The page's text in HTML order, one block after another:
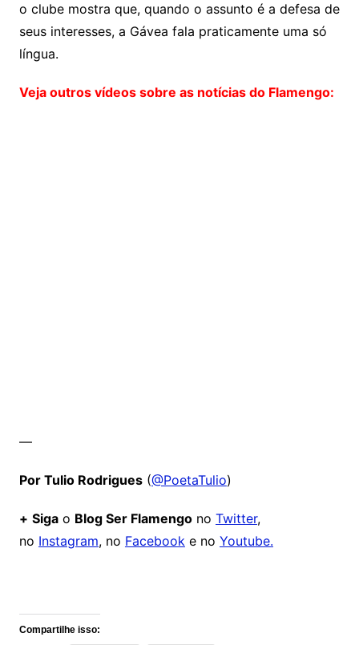
o clube mostra que, quando o assunto é a defesa de
seus interesses, a Gávea fala praticamente uma só
língua.
Veja outros vídeos sobre as notícias do Flamengo:
—
Por Tulio Rodrigues(@PoetaTulio)
+ Sigao Blog Ser Flamengono Twitter,
no Instagram, no Facebooke no Youtube.
Compartilhe isso: